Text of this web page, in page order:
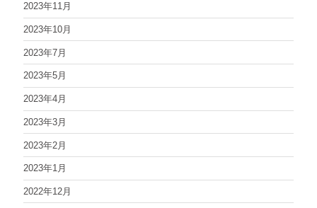
2023年11月
2023年10月
2023年7月
2023年5月
2023年4月
2023年3月
2023年2月
2023年1月
2022年12月